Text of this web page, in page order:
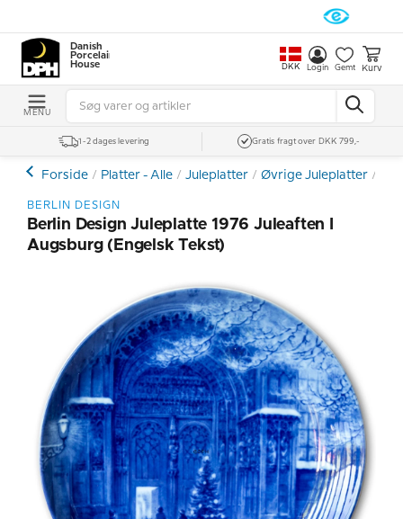
Danish
Porcelain
House
DKK Login Gemt Kurv
MENU
1-2 dages levering Gratis fragt over DKK 799,-
Forside Platter - Alle Juleplatter Øvrige Juleplatter
BERLIN DESIGN
Berlin Design Juleplatte 1976 Juleaften I
Augsburg (engelsk Tekst)